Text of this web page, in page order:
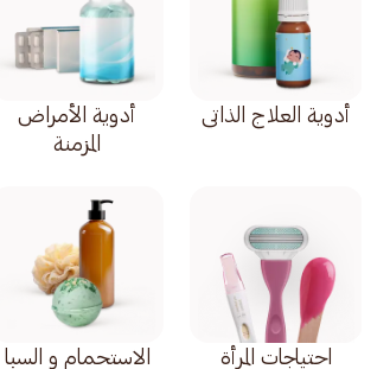
أدوية العلاج الذاتي
أدوية الأمراض
المزمنة
احتياجات المرأة
الاستحمام و السبا